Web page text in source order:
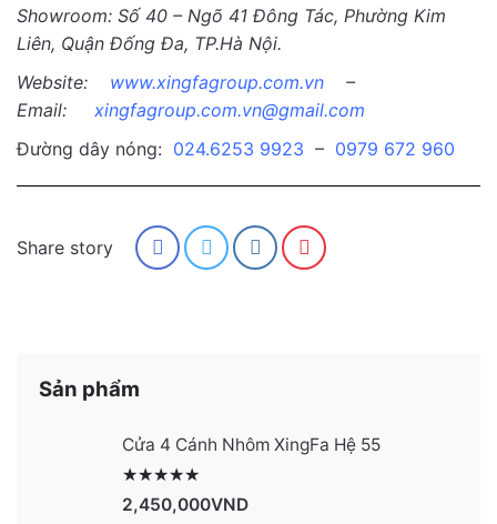
Showroom: Số 40 – Ngõ 41 Đông Tác, Phường Kim
Liên, Quận Đống Đa, TP.Hà Nội.
Website: www.xingfagroup.com.vn –
Email: xingfagroup.com.vn@gmail.com
Đường dây nóng: 024.6253 9923 – 0979 672 960
Share story
Sản phẩm
Cửa 4 Cánh Nhôm XingFa Hệ 55
2,450,000VND